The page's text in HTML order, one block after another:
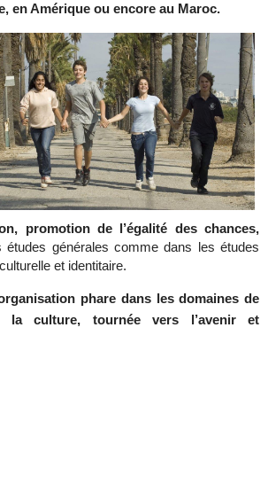
en Amérique ou encore au Maroc.
promotion de l’égalité des chances,
études générales comme dans les études
et identitaire.
phare dans les domaines de
la culture, tournée vers l’avenir et